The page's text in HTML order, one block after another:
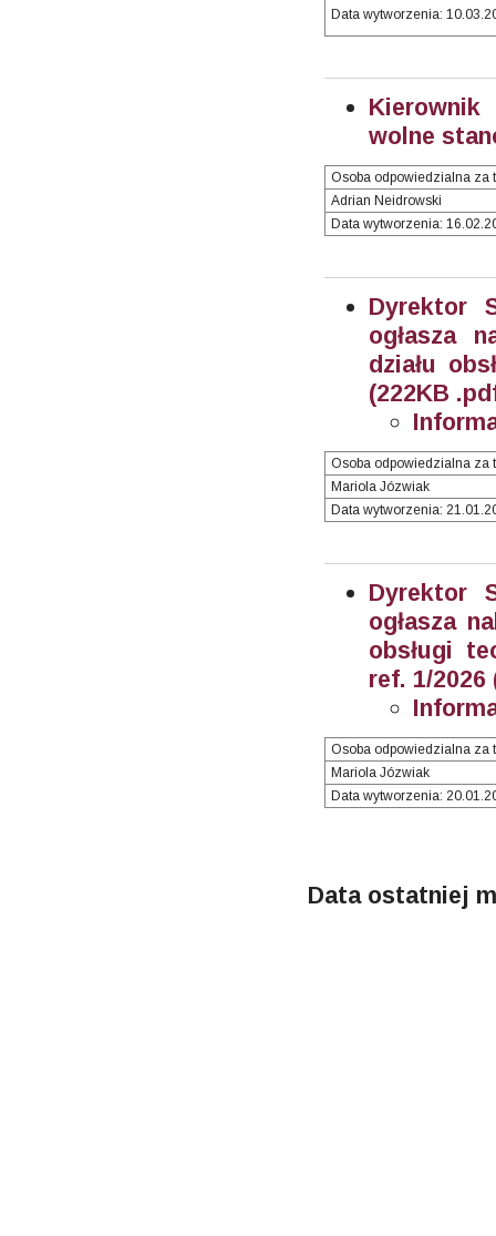
Data wytworzenia:
wolne
Osoba odpowiedzialna za
Adrian Neidrowski
Data wytworzenia:
Dyrektor
ogłasza
działu
(222KB
Osoba odpowiedzialna za
Mariola Józwiak
Data wytworzenia:
Dyrektor
ogłasza
obsługi
ref. 1/2026
Osoba odpowiedzialna za
Mariola Józwiak
Data wytworzenia:
Data ostatniej